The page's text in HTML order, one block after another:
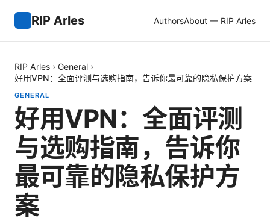
RIP Arles AuthorsAbout — RIP Arles
RIP Arles › General ›
好用VPN：全面评测与选购指南，告诉你最可靠的隐私保护方案
GENERAL
好用VPN：全面评测
与选购指南，告诉你
最可靠的隐私保护方
案